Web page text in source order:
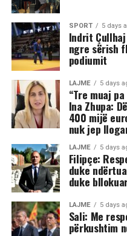
trupit të tij, gjë që ka
ashpra në rrjetetSPORT 5 days
Indrit
ngre sërish
podiumit
LAJME 5 days
“Tre muaj
Ina Zhupa:
400 mijë
nuk jep
LAJME 5 days
Filipçe:
duke
duke
LAJME 5 days
Sali: Me
përkushtim